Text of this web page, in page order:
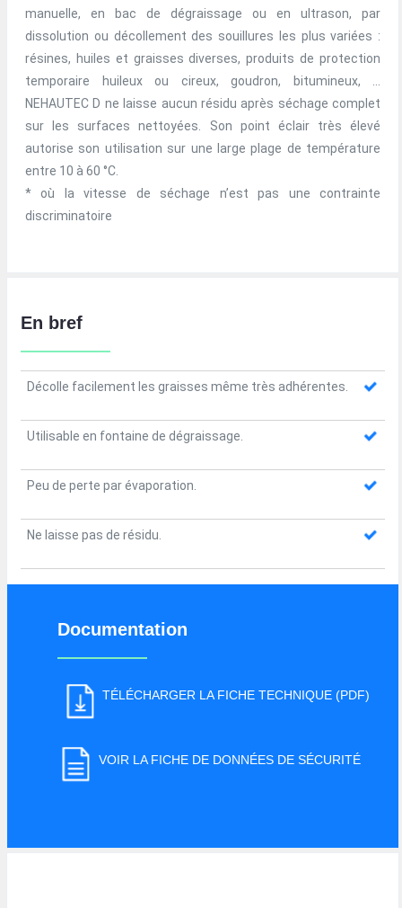
manuelle, en bac de dégraissage ou en ultrason, par
dissolution ou décollement des souillures les plus variées :
résines, huiles et graisses diverses, produits de protection
temporaire huileux ou cireux, goudron, bitumineux, ...
NEHAUTEC D ne laisse aucun résidu après séchage complet
sur les surfaces nettoyées. Son point éclair très élevé
autorise son utilisation sur une large plage de température
entre 10 à 60 °C.
* où la vitesse de séchage n’est pas une contrainte
discriminatoire
En bref
Décolle facilement les graisses même très adhérentes.
Utilisable en fontaine de dégraissage.
Peu de perte par évaporation.
Ne laisse pas de résidu.
Documentation
TÉLÉCHARGER LA FICHE TECHNIQUE (PDF)
VOIR LA FICHE DE DONNÉES DE SÉCURITÉ